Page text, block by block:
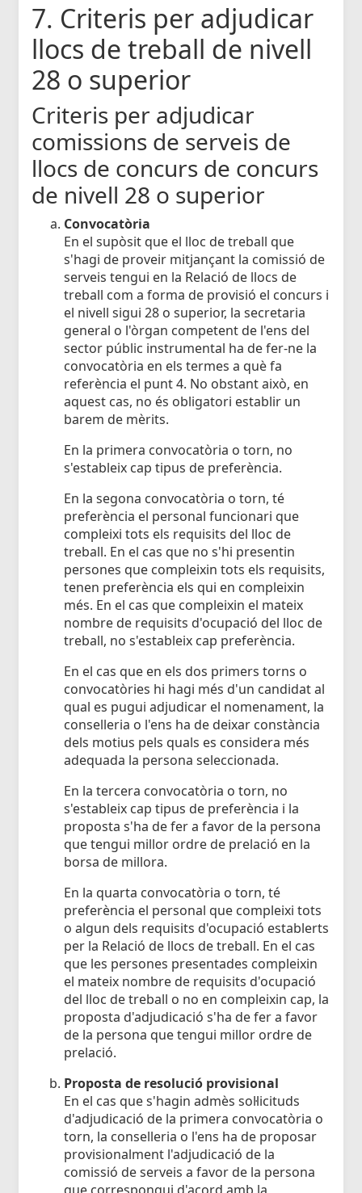
7. Criteris per adjudicar
llocs de treball de nivell
28 o superior
Criteris per adjudicar
comissions de serveis de
llocs de concurs de concurs
de nivell 28 o superior
Convocatòria
En el supòsit que el lloc de treball que
s'hagi de proveir mitjançant la comissió de
serveis tengui en la Relació de llocs de
treball com a forma de provisió el concurs i
el nivell sigui 28 o superior, la secretaria
general o l'òrgan competent de l'ens del
sector públic instrumental ha de fer-ne la
convocatòria en els termes a què fa
referència el punt 4. No obstant això, en
aquest cas, no és obligatori establir un
barem de mèrits.
En la primera convocatòria o torn, no
s'estableix cap tipus de preferència.
En la segona convocatòria o torn, té
preferència el personal funcionari que
compleixi tots els requisits del lloc de
treball. En el cas que no s'hi presentin
persones que compleixin tots els requisits,
tenen preferència els qui en compleixin
més. En el cas que compleixin el mateix
nombre de requisits d'ocupació del lloc de
treball, no s'estableix cap preferència.
En el cas que en els dos primers torns o
convocatòries hi hagi més d'un candidat al
qual es pugui adjudicar el nomenament, la
conselleria o l'ens ha de deixar constància
dels motius pels quals es considera més
adequada la persona seleccionada.
En la tercera convocatòria o torn, no
s'estableix cap tipus de preferència i la
proposta s'ha de fer a favor de la persona
que tengui millor ordre de prelació en la
borsa de millora.
En la quarta convocatòria o torn, té
preferència el personal que compleixi tots
o algun dels requisits d'ocupació establerts
per la Relació de llocs de treball. En el cas
que les persones presentades compleixin
el mateix nombre de requisits d'ocupació
del lloc de treball o no en compleixin cap, la
proposta d'adjudicació s'ha de fer a favor
de la persona que tengui millor ordre de
prelació.
Proposta de resolució provisional
En el cas que s'hagin admès sol·licituds
d'adjudicació de la primera convocatòria o
torn, la conselleria o l'ens ha de proposar
provisionalment l'adjudicació de la
comissió de serveis a favor de la persona